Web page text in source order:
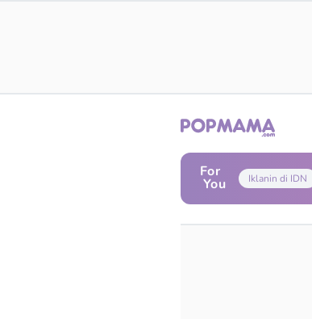
For
You Iklanin di IDN